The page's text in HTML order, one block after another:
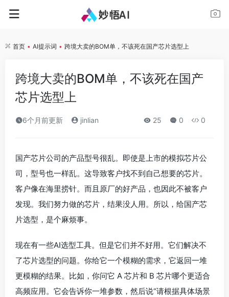
首页 • AI提示词 • 跨境大卖的BOM单，不该死在国产芯片选型上
跨境大卖的BOM单，不该死在国产
芯片选型上
6个月前更新 jinlian 25 0 0
国产芯片公司的产品型号很乱。即使是上市的模拟芯片公
司，型号也一样乱。这导致客户找不到自己想要的芯片。
客户像在海里捞针。而且原厂的好产品，也因此不被客户
发现。我们努力做的芯片，结果没人用。所以，给国产芯
片选型，是个麻烦事。
现在有一些AI选型工具。但是它们并不好用。它们解决不
了芯片选型的问题。你给它一个模糊的需求，它返回一堆
更模糊的结果。比如，你问它 A 芯片和 B 芯片哪个更适合
高频应用。它会告诉你一堆参数，然后说“请根据具体场景